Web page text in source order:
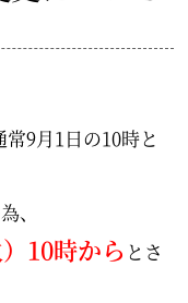
常9月1日の10時と
、
10時から とさ